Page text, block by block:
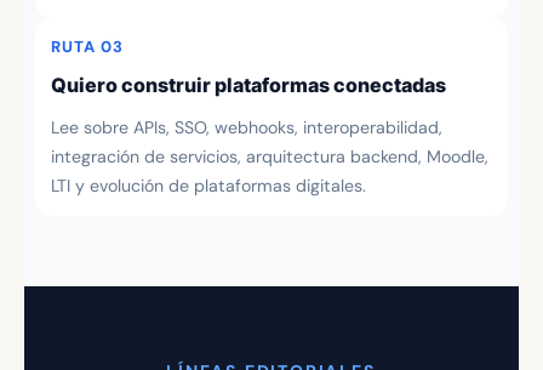
RUTA 03
Quiero construir plataformas conectadas
Lee sobre APIs, SSO, webhooks, interoperabilidad,
integración de servicios, arquitectura backend, Moodle,
LTI y evolución de plataformas digitales.